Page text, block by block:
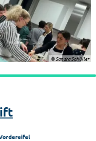
© Sandra Schüller